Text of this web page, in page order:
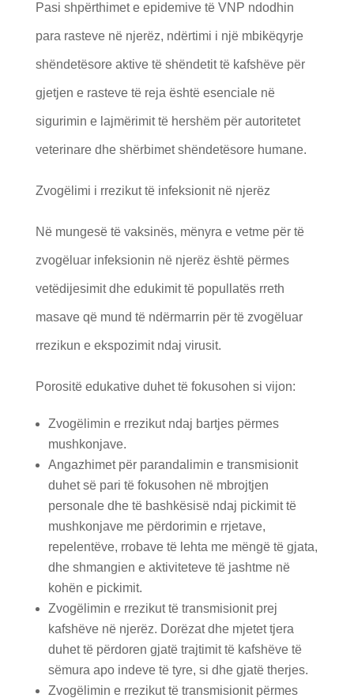
Pasi shpërthimet e epidemive të VNP ndodhin
para rasteve në njerëz, ndërtimi i një mbikëqyrje
shëndetësore aktive të shëndetit të kafshëve për
gjetjen e rasteve të reja është esenciale në
sigurimin e lajmërimit të hershëm për autoritetet
veterinare dhe shërbimet shëndetësore humane.
Zvogëlimi i rrezikut të infeksionit në njerëz
Në mungesë të vaksinës, mënyra e vetme për të
zvogëluar infeksionin në njerëz është përmes
vetëdijesimit dhe edukimit të popullatës rreth
masave që mund të ndërmarrin për të zvogëluar
rrezikun e ekspozimit ndaj virusit.
Porositë edukative duhet të fokusohen si vijon:
Zvogëlimin e rrezikut ndaj bartjes përmes
mushkonjave.
Angazhimet për parandalimin e transmisionit
duhet së pari të fokusohen në mbrojtjen
personale dhe të bashkësisë ndaj pickimit të
mushkonjave me përdorimin e rrjetave,
repelentëve, rrobave të lehta me mëngë të gjata,
dhe shmangien e aktiviteteve të jashtme në
kohën e pickimit.
Zvogëlimin e rrezikut të transmisionit prej
kafshëve në njerëz. Dorëzat dhe mjetet tjera
duhet të përdoren gjatë trajtimit të kafshëve të
sëmura apo indeve të tyre, si dhe gjatë therjes.
Zvogëlimin e rrezikut të transmisionit përmes